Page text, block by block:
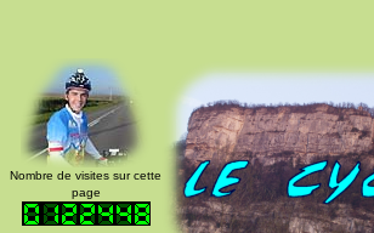
Nombre de visites sur cette
page